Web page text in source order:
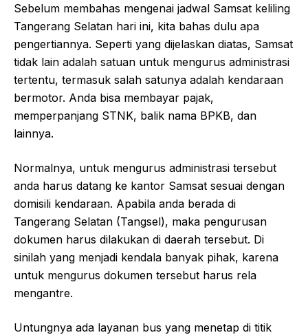
Sebelum membahas mengenai jadwal Samsat keliling
Tangerang Selatan hari ini, kita bahas dulu apa
pengertiannya. Seperti yang dijelaskan diatas, Samsat
tidak lain adalah satuan untuk mengurus administrasi
tertentu, termasuk salah satunya adalah kendaraan
bermotor. Anda bisa membayar pajak,
memperpanjang STNK, balik nama BPKB, dan
lainnya.
Normalnya, untuk mengurus administrasi tersebut
anda harus datang ke kantor Samsat sesuai dengan
domisili kendaraan. Apabila anda berada di
Tangerang Selatan (Tangsel), maka pengurusan
dokumen harus dilakukan di daerah tersebut. Di
sinilah yang menjadi kendala banyak pihak, karena
untuk mengurus dokumen tersebut harus rela
mengantre.
Untungnya ada layanan bus yang menetap di titik